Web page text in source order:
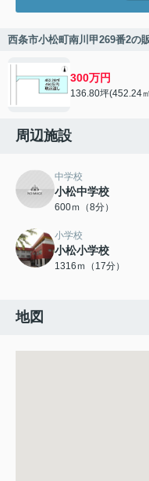
西条市小松町南川甲269番2の
300万円
136.80坪(452.24
周辺施設
中学校
小松中学校
600ｍ（8分）
小学校
小松小学校
1316ｍ（17分）
地図